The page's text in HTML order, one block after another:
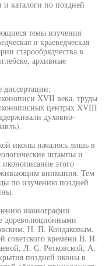
каталоги по поздней
темы изучения
и краеведческая
старообрядчества в
архивные
диссертации:
XVII века, труды
центрах XVIII
духовно-
иконы началось лишь в
штампы и
этого
внимания. Тем
по изучению поздней
иконографии
дореволюционными
Н. П. Кондаковым,
советского времени В. И.
Л. С. Ретковской, А.
поздней иконы в